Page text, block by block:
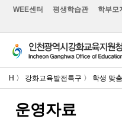
WEE센터 평생학습관 학부모
H 〉 강화교육발전특구 〉 학생 맞
운영자료